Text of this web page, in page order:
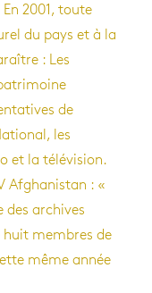
2001, toute
du pays et à la
: Les
de
les
et la télévision.
Afghanistan : «
des archives
huit membres de
même année